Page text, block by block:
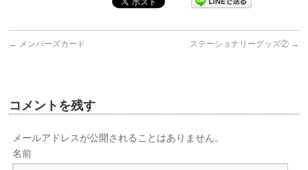
← メンバーズカード ステーショナリーグッズ② →
コメントを残す
メールアドレスが公開されることはありません。
名前